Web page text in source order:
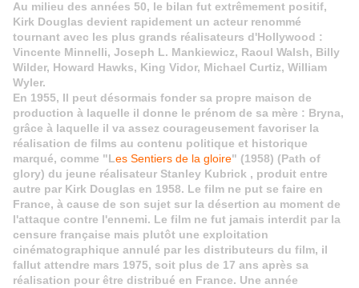
Au milieu des années 50, le bilan fut extrêmement positif,
Kirk Douglas devient rapidement un acteur renommé
tournant avec les plus grands réalisateurs d'Hollywood :
Vincente Minnelli, Joseph L. Mankiewicz, Raoul Walsh, Billy
Wilder, Howard Hawks, King Vidor, Michael Curtiz, William
Wyler.
En 1955, Il peut désormais fonder sa propre maison de
production à laquelle il donne le prénom de sa mère : Bryna,
grâce à laquelle il va assez courageusement favoriser la
réalisation de films au contenu politique et historique
marqué, comme "Les Sentiers de la gloire" (1958) (Path of
glory) du jeune réalisateur Stanley Kubrick , produit entre
autre par Kirk Douglas en 1958. Le film ne put se faire en
France, à cause de son sujet sur la désertion au moment de
l'attaque contre l'ennemi. Le film ne fut jamais interdit par la
censure française mais plutôt une exploitation
cinématographique annulé par les distributeurs du film, il
fallut attendre mars 1975, soit plus de 17 ans après sa
réalisation pour être distribué en France. Une année